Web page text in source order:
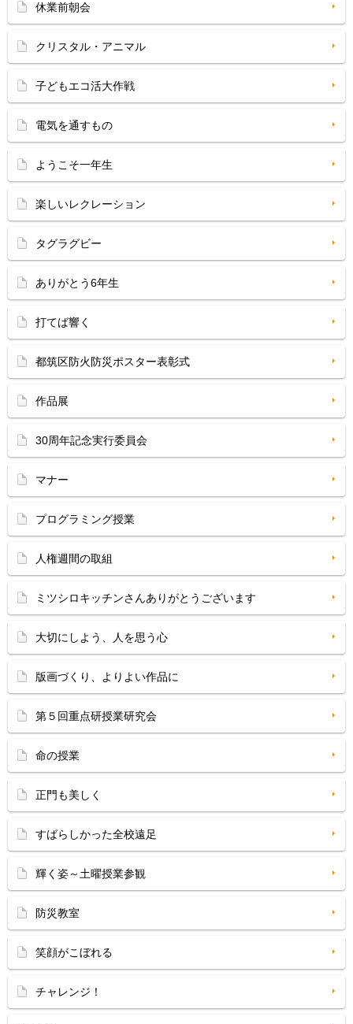
休業前朝会
クリスタル・アニマル
子どもエコ活大作戦
電気を通すもの
ようこそ一年生
楽しいレクレーション
タグラグビー
ありがとう6年生
打てば響く
都筑区防火防災ポスター表彰式
作品展
30周年記念実行委員会
マナー
プログラミング授業
人権週間の取組
ミツシロキッチンさんありがとうございます
大切にしよう、人を思う心
版画づくり、よりよい作品に
第５回重点研授業研究会
命の授業
正門も美しく
すばらしかった全校遠足
輝く姿～土曜授業参観
防災教室
笑顔がこぼれる
チャレンジ！